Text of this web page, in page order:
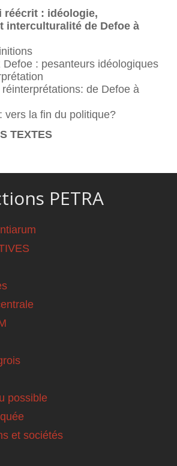
réécrit : idéologie,
interculturalité de Defoe à
Defoe : pesanteurs idéologiques
de Defoe à
vers la fin du politique?
TEXTES
PETRA
possible
et sociétés